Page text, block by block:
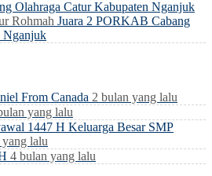
Rohmah Juara 2 PORKAB Cabang
Nganjuk
From Canada 2 bulan yang lalu
yang lalu
1447 H Keluarga Besar SMP
lalu
4 bulan yang lalu